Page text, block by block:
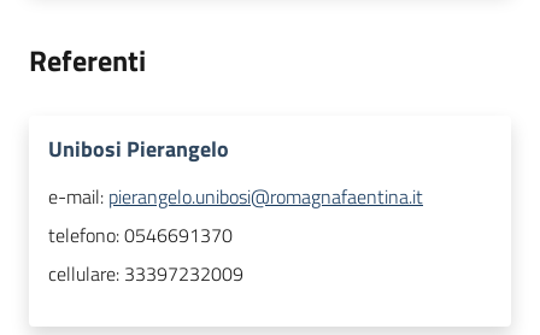
Referenti
Unibosi Pierangelo
e-mail: pierangelo.unibosi@romagnafaentina.it
telefono:0546691370
cellulare: 33397232009